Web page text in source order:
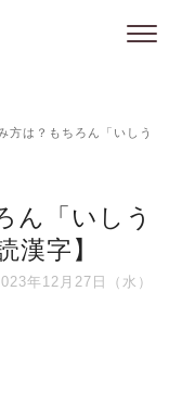
方は？もちろん「いしう
ん「いしう
漢字】
年12月27日（水）